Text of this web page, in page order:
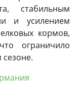
стабильным
и усилением
кормов,
ограничило